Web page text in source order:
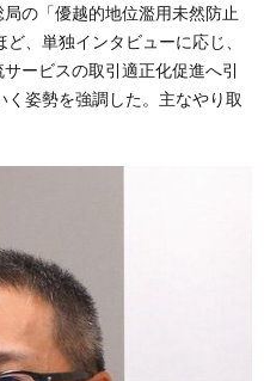
の「優越的地位濫用未然防止
、単独インタビューに応じ、
ービスの取引適正化促進へ引
姿勢を強調した。主なやり取